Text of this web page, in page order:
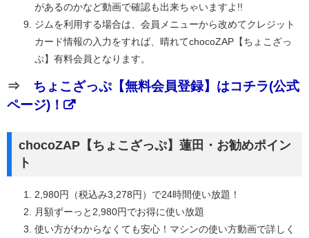
があるのかなど動画で確認も出来ちゃいますよ!!
ジムを利用する場合は、会員メニューから改めてクレジット
カード情報の入力をすれば、晴れてchocoZAP【ちょこざっ
ぷ】有料会員となります。
⇒ ちょこざっぷ【無料会員登録】はコチラ(公式
ページ)！
chocoZAP【ちょこざっぷ】蓮田・お勧めポイン
ト
2,980円（税込み3,278円）で24時間使い放題！
月額ずーっと2,980円でお得に使い放題
使い方がわからなくても安心！マシンの使い方動画で詳しく